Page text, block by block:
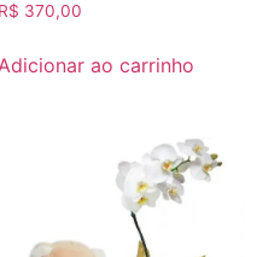
R$ 370,00
ao carrinho